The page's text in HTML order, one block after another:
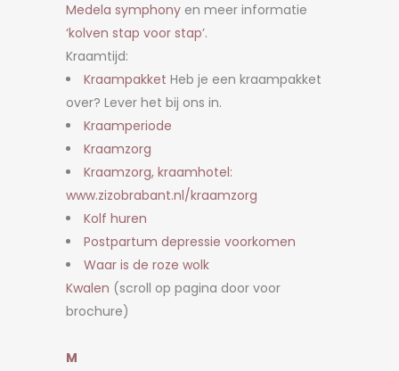
Medela symphony en meer informatie
‘kolven stap voor stap’.
Kraamtijd:
Kraampakket Heb je een kraampakket
over? Lever het bij ons in.
Kraamperiode
Kraamzorg
Kraamzorg, kraamhotel:
www.zizobrabant.nl/kraamzorg
Kolf huren
Postpartum depressie voorkomen
Waar is de roze wolk
Kwalen (scroll op pagina door voor
brochure)
M